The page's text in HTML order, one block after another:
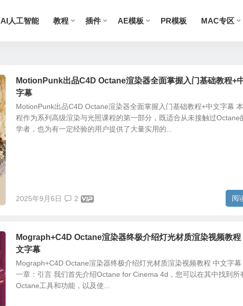
AI人工智能 教程 插件 AE模板 PR模板 MAC专区
MotionPunk出品C4D Octane渲染器全面掌握入门基础教程+
字幕
MotionPunk出品C4D Octane渲染器全面掌握入门基础教程+中文字幕
程作为系列高级渲染与光照课程的第一部分，既适合从未接触过Octane
学者，也为有一定经验的用户提供了大量实用的...
2025年9月6日 2 阅
Mograph+C4D Octane渲染器终极介绍灯光材质渲染视频教程
文字幕
Mograph+C4D Octane渲染器终极介绍灯光材质渲染视频教程 中文字幕
一章：引言 我们首先介绍Octane for Cinema 4d，您可以在其中找到所
Octane工具和功能，以及使...